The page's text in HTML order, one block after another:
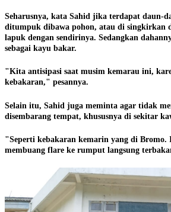
Seharusnya, kata Sahid jika terdapat daun-
ditumpuk dibawa pohon, atau di singkirkan
lapuk dengan sendirinya. Sedangkan
sebagai kayu bakar.
"Kita antisipasi saat musim kemarau ini,
kebakaran," pesannya.
Selain itu, Sahid juga meminta agar tidak
disembarang tempat, khususnya di sekitar
"Seperti kebakaran kemarin yang di Bromo.
membuang flare ke rumput langsung